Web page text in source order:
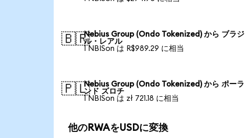
🇧🇷Nebius Group (Ondo Tokenized) から ブラジ
ル・レアル
1 NBISon は R$989.29 に相当
🇵🇱Nebius Group (Ondo Tokenized) から ポーラ
ンド ズロチ
1 NBISon は zł 721.18 に相当
他のRWAをUSDに変換